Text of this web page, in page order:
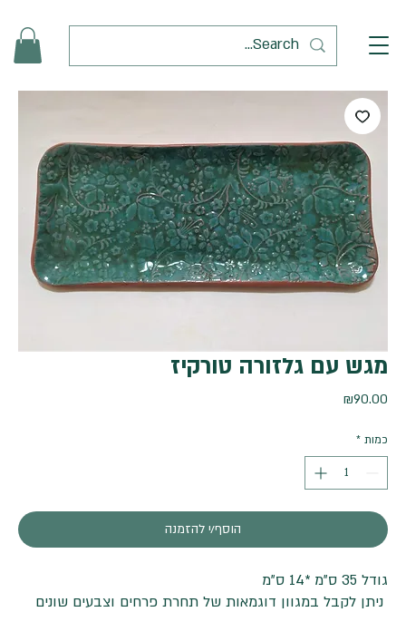
מגש עם גלזורה טורקיז
₪90.00
כמות *
הוסף/י להזמנה
גודל 35 ס"מ *14 ס"מ
ניתן לקבל במגוון דוגמאות של תחרת פרחים וצבעים שונים